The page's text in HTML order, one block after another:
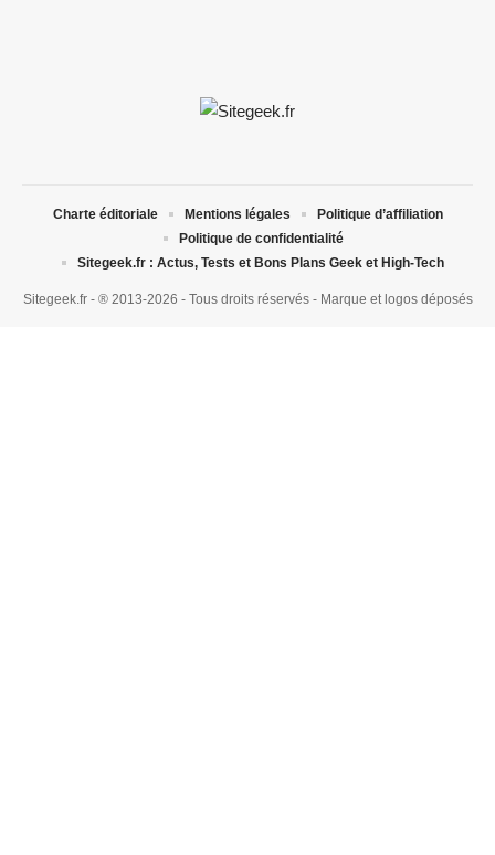
Sitegeek.fr - ® 2013-2026 - Tous droits réservés - Marque et logos déposés
Charte éditoriale Mentions légales
Politique d’affiliation
Politique de confidentialité
Sitegeek.fr : Actus, Tests et Bons Plans Geek et High-Tech